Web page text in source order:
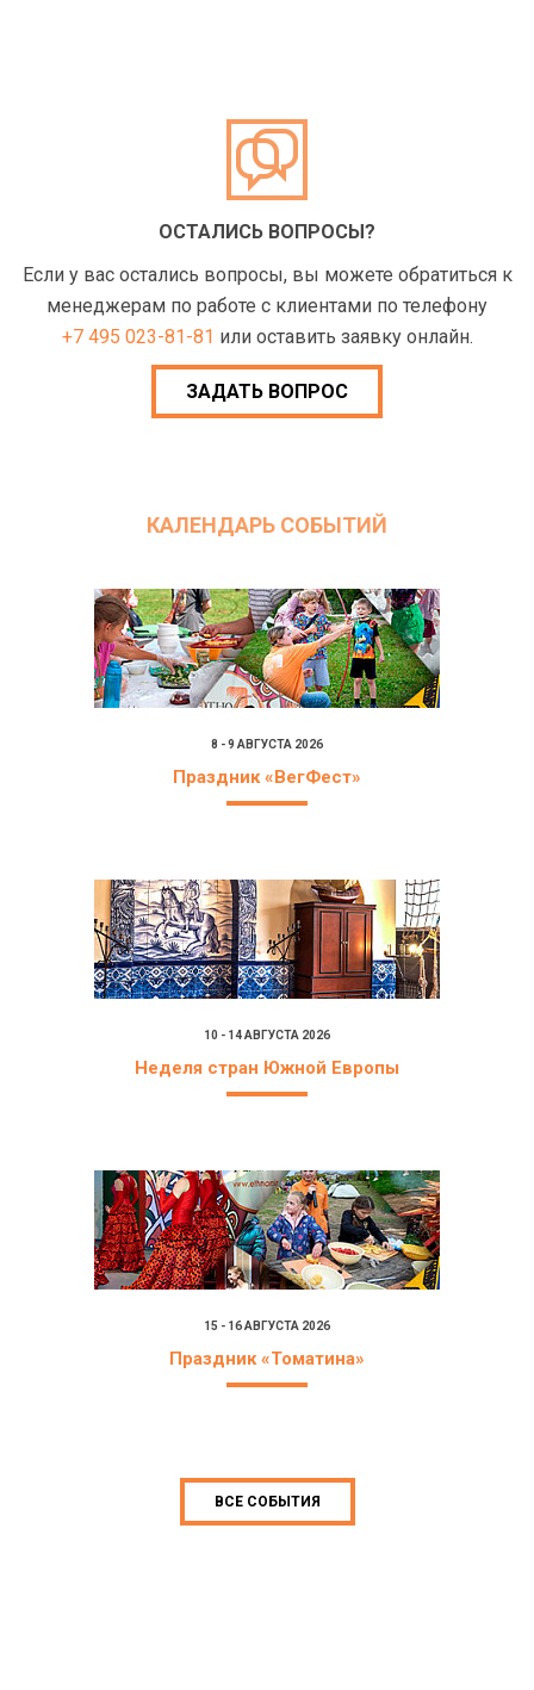
ОСТАЛИСЬ ВОПРОСЫ?
Если у вас остались вопросы, вы можете обратиться к
менеджерам по работе с клиентами по телефону
+7 495 023-81-81 или оставить заявку онлайн.
ЗАДАТЬ ВОПРОС
КАЛЕНДАРЬ СОБЫТИЙ
8 - 9 АВГУСТА 2026
Праздник «ВегФест»
10 - 14 АВГУСТА 2026
Неделя стран Южной Европы
15 - 16 АВГУСТА 2026
Праздник «Томатина»
ВСЕ СОБЫТИЯ